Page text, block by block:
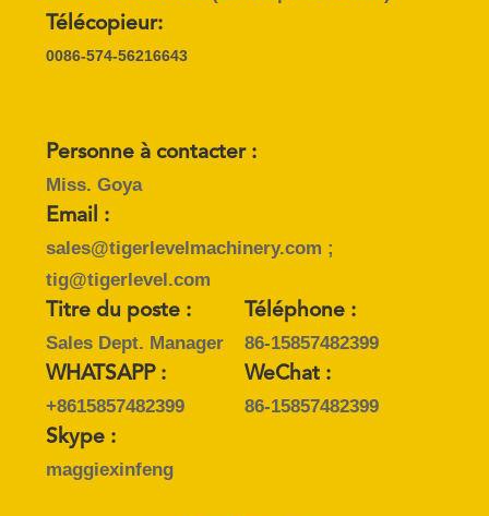
Télécopieur:
0086-574-56216643
Personne à contacter :
Miss. Goya
Email :
sales@tigerlevelmachinery.com ;
tig@tigerlevel.com
Titre du poste :
Sales Dept. Manager
Téléphone :
86-15857482399
WHATSAPP :
+8615857482399
WeChat :
86-15857482399
Skype :
maggiexinfeng